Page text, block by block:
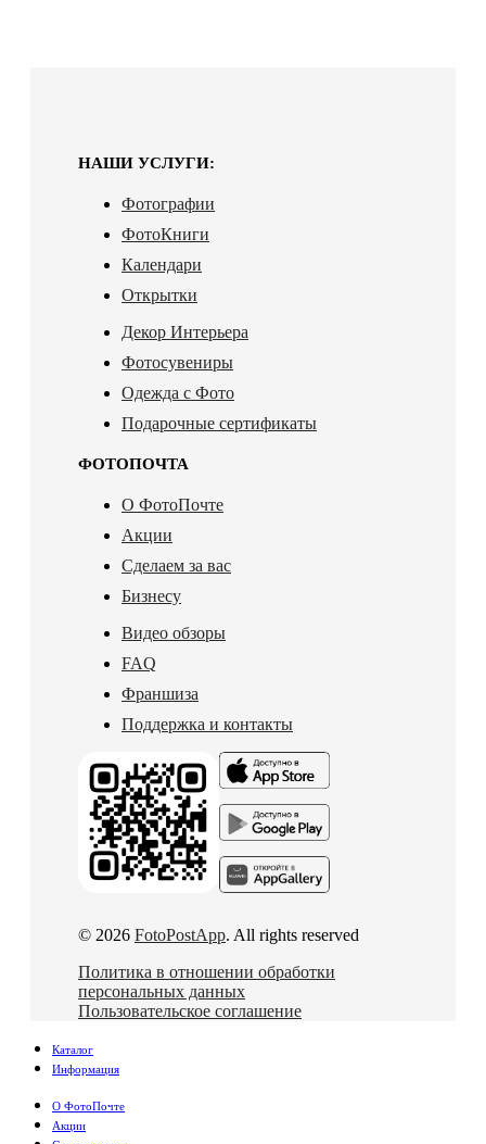
НАШИ УСЛУГИ:
Фотографии
ФотоКниги
Календари
Открытки
Декор Интерьера
Фотосувениры
Одежда с Фото
Подарочные сертификаты
ФОТОПОЧТА
О ФотоПочте
Акции
Сделаем за вас
Бизнесу
Видео обзоры
FAQ
Франшиза
Поддержка и контакты
© 2026 FotoPostApp. All rights reserved
Политика в отношении обработки
персональных данных
Пользовательское соглашение
Каталог
Информация
О ФотоПочте
Акции